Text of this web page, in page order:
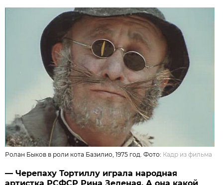
Ролан Быков в роли кота Базилио, 1975 год. Фото: Кадр из фильма
— Черепаху Тортиллу играла народная